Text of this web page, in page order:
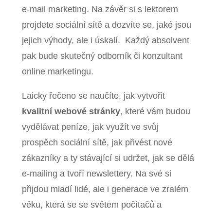
e-mail marketing. Na závěr si s lektorem
projdete sociální sítě a dozvíte se, jaké jsou
jejich výhody, ale i úskalí. Každý absolvent
pak bude skutečný odborník či konzultant
online marketingu.
Laicky řečeno se naučíte, jak vytvořit
kvalitní webové stránky, které vám budou
vydělávat peníze, jak využít ve svůj
prospěch sociální sítě, jak přivést nové
zákazníky a ty stávající si udržet, jak se dělá
e-mailing a tvoří newslettery. Na své si
přijdou mladí lidé, ale i generace ve zralém
věku, která se se světem počítačů a